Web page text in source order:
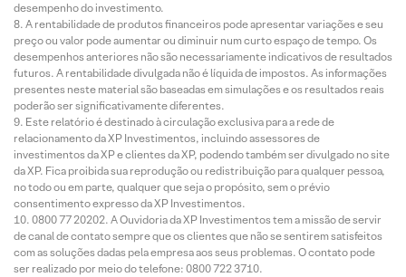
desempenho do investimento.
A rentabilidade de produtos financeiros pode apresentar variações e seu
preço ou valor pode aumentar ou diminuir num curto espaço de tempo. Os
desempenhos anteriores não são necessariamente indicativos de resultados
futuros. A rentabilidade divulgada não é líquida de impostos. As informações
presentes neste material são baseadas em simulações e os resultados reais
poderão ser significativamente diferentes.
Este relatório é destinado à circulação exclusiva para a rede de
relacionamento da XP Investimentos, incluindo assessores de
investimentos da XP e clientes da XP, podendo também ser divulgado no site
da XP. Fica proibida sua reprodução ou redistribuição para qualquer pessoa,
no todo ou em parte, qualquer que seja o propósito, sem o prévio
consentimento expresso da XP Investimentos.
0800 77 20202. A Ouvidoria da XP Investimentos tem a missão de servir
de canal de contato sempre que os clientes que não se sentirem satisfeitos
com as soluções dadas pela empresa aos seus problemas. O contato pode
ser realizado por meio do telefone: 0800 722 3710.